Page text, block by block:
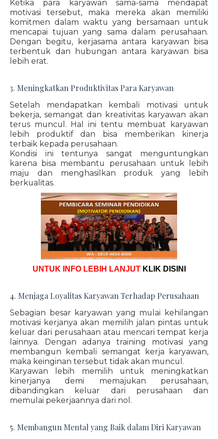
Ketika para karyawan sama-sama mendapat
motivasi tersebut, maka mereka akan memiliki
komitmen dalam waktu yang bersamaan untuk
mencapai tujuan yang sama dalam perusahaan.
Dengan begitu, kerjasama antara karyawan bisa
terbentuk dan hubungan antara karyawan bisa
lebih erat.
3. Meningkatkan Produktivitas Para Karyawan
Setelah mendapatkan kembali motivasi untuk
bekerja, semangat dan kreativitas karyawan akan
terus muncul. Hal ini tentu membuat karyawan
lebih produktif dan bisa memberikan kinerja
terbaik kepada perusahaan.
Kondisi ini tentunya sangat menguntungkan
karena bisa membantu perusahaan untuk lebih
maju dan menghasilkan produk yang lebih
berkualitas.
UNTUK INFO LEBIH LANJUT KLIK DISINI
4. Menjaga Loyalitas Karyawan Terhadap Perusahaan
Sebagian besar karyawan yang mulai kehilangan
motivasi kerjanya akan memilih jalan pintas untuk
keluar dari perusahaan atau mencari tempat kerja
lainnya. Dengan adanya training motivasi yang
membangun kembali semangat kerja karyawan,
maka keinginan tersebut tidak akan muncul.
Karyawan lebih memilih untuk meningkatkan
kinerjanya demi memajukan perusahaan,
dibandingkan keluar dari perusahaan dan
memulai pekerjaannya dari nol.
5. Membangun Mental yang Baik dalam Diri Karyawan